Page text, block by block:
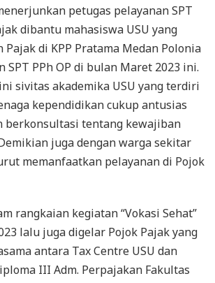
petugas pelayanan SPT
dibantu mahasiswa USU yang
Pajak di KPP Pratama Medan Polonia
SPT PPh OP di bulan Maret 2023 ini.
sivitas akademika USU yang terdiri
kependidikan cukup antusias
berkonsultasi tentang kewajiban
juga dengan warga sekitar
memanfaatkan pelayanan di Pojok
rangkaian kegiatan “Vokasi Sehat”
lalu juga digelar Pojok Pajak yang
antara Tax Centre USU dan
III Adm. Perpajakan Fakultas